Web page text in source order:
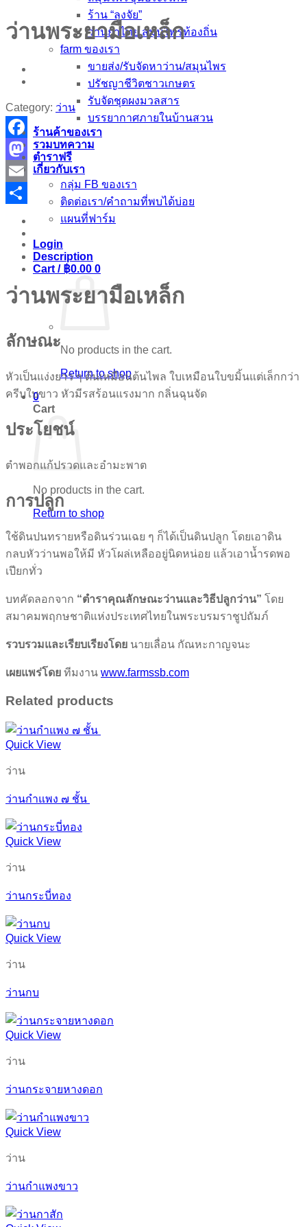
ร้าน “ลุงจัย”
ว่านยาไทย สมุนไพรท้องถิ่น
farm ของเรา
ขายส่ง/รับจัดหาว่าน/สมุนไพร
ปรัชญาชีวิตชาวเกษตร
รับจัดชุดผงมวลสาร
บรรยากาศภายในบ้านสวน
ร้านค้าของเรา
รวมบทความ
ตำราฟรี
เกี่ยวกับเรา
กลุ่ม FB ของเรา
ติดต่อเรา/คำถามที่พบได้บ่อย
แผนที่ฟาร์ม
Login
Cart / ฿0.00 0
No products in the cart.
Return to shop
0
Cart
No products in the cart.
Return to shop
ว่านพระยามือเหล็ก
Category: ว่าน
Facebook
Mastodon
Email
Description
ว่านพระยามือเหล็ก
ลักษณะ
หัวเป็นแง่งยาว ๆ ต้นเหมือนต้นไพล ใบเหมือนใบขมิ้นแต่เล็กกว่า
ครีบใบขาว หัวมีรสร้อนแรงมาก กลิ่นฉุนจัด
ประโยชน์
ตำพอกแก้ปรวดและอำมะพาต
การปลูก
ใช้ดินปนทรายหรือดินร่วนเฉย ๆ ก็ได้เป็นดินปลูก โดยเอาดิน
กลบหัวว่านพอให้มี หัวโผล่เหลืออยู่นิดหน่อย แล้วเอาน้ำรดพอ
เปียกทั่ว
บทคัดลอกจาก “ตำราคุณลักษณะว่านและวิธีปลูกว่าน” โดย
สมาคมพฤกษชาติแห่งประเทศไทยในพระบรมราชูปถัมภ์
รวบรวมและเรียบเรียงโดย นายเลื่อน กัณหะกาญจนะ
เผยแพร่โดย ทีมงาน www.farmssb.com
Related products
Quick View
ว่าน
ว่านกำแพง ๗ ชั้น
Quick View
ว่าน
ว่านกระบี่ทอง
Quick View
ว่าน
ว่านกบ
Quick View
ว่าน
ว่านกระจายหางดอก
Quick View
ว่าน
ว่านกำแพงขาว